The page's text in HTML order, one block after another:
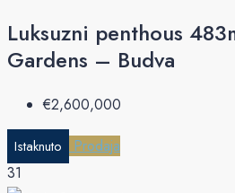
Luksuzni penthous
Gardens – Budva
€‎2,600,000
Istaknuto
Prodaja
31